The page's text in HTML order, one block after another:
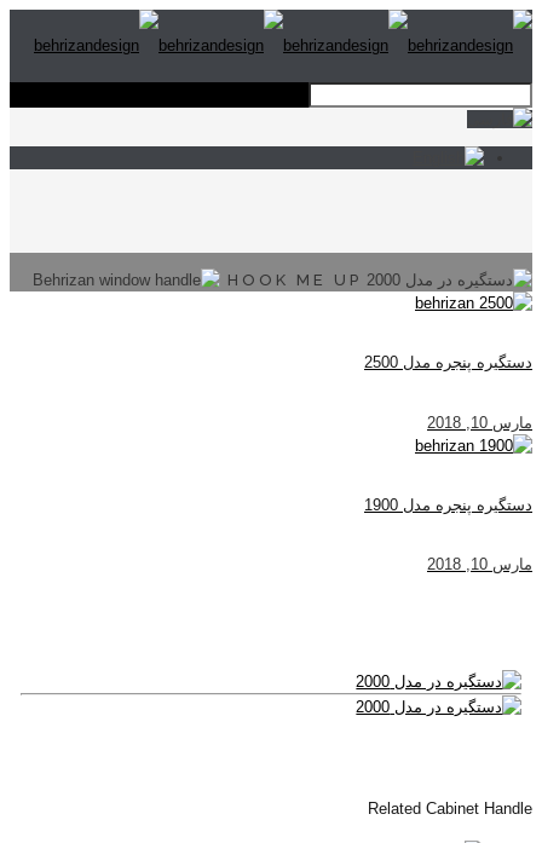
HOOK ME UP
دستگیره پنجره مدل 2500
مارس 10, 2018
دستگیره پنجره مدل 1900
مارس 10, 2018
Related Cabinet Handle